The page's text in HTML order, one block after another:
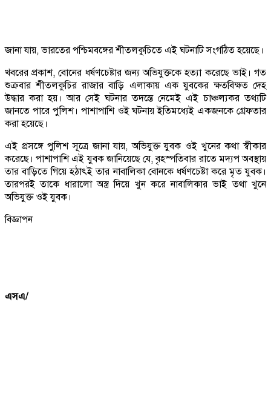
জানা যায়, ভারতের পশ্চিমবঙ্গের শীতলকুচিতে এই ঘটনাটি সংগঠিত হয়েছে।
খবরের প্রকাশ, বোনের ধর্ষণচেষ্টার জন‍্য অভিযুক্তকে হত‍্যা করেছে ভাই। গত
শুক্রবার শীতলকুচির রাজার বাড়ি এলাকায় এক যুবকের ক্ষতবিক্ষত দেহ
উদ্ধার করা হয়। আর সেই ঘটনার তদন্তে নেমেই এই চাঞ্চল্যকর তথ‍্যটি
জানতে পারে পুলিশ। পাশাপাশি ওই ঘটনায় ইতিমধ্যেই একজনকে গ্রেফতার
করা হয়েছে।
এই প্রসঙ্গে পুলিশ সূত্রে জানা যায়, অভিযুক্ত যুবক ওই খুনের কথা স্বীকার
করেছে। পাশাপাশি এই যুবক জানিয়েছে যে, বৃহস্পতিবার রাতে মদ‍্যপ অবস্থায়
তার বাড়িতে গিয়ে হঠাৎই তার নাবালিকা বোনকে ধর্ষণচেষ্টা করে মৃত যুবক।
তারপরই তাকে ধারালো অস্ত্র দিয়ে খুন করে নাবালিকার ভাই তথা খুনে
অভিযুক্ত ওই যুবক।
বিজ্ঞাপন
এসএ/